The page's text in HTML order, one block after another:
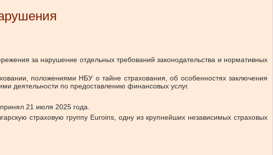
за нарушение отдельных требований законодательства и нормативных
положениями НБУ о тайне страхования, об особенностях заключения
деятельности по предоставлению финансовых услуг.
21 июля 2025 года.
страховую группу Euroins, одну из крупнейших независимых страховых